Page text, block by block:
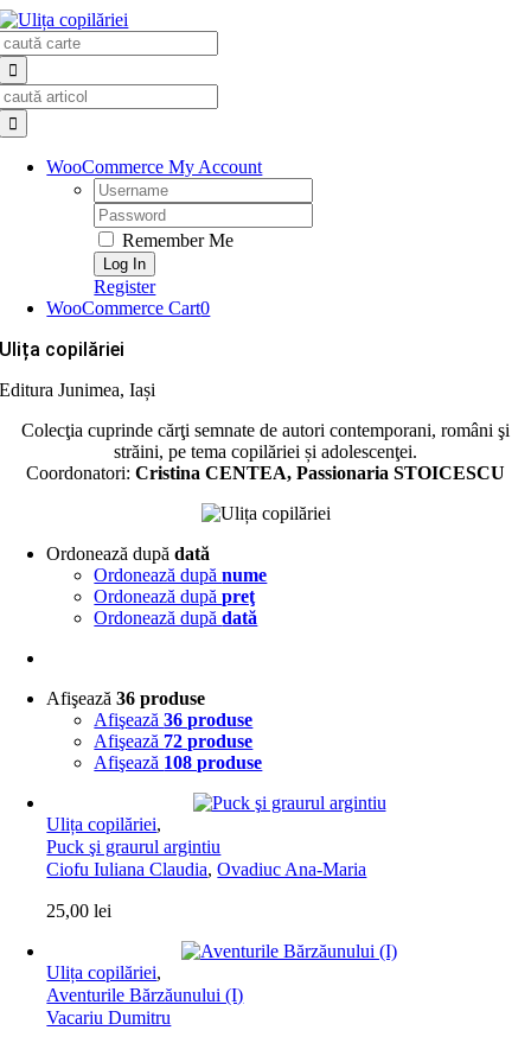
Skip
to
content
WooCommerce My Account
Username:
Password:
Remember Me
Register
WooCommerce Cart0
Ulița copilăriei
Editura Junimea, Iași
Colecţia cuprinde cărţi semnate de autori contemporani, români şi
străini, pe tema copilăriei și adolescenţei.
Coordonatori: Cristina CENTEA, Passionaria STOICESCU
Ordonează dupădată
Ordonează dupănume
Ordonează dupăpreţ
Ordonează dupădată
Afişează36 produse
Afişează36 produse
Afişează 72 produse
Afişează 108 produse
Ulița copilăriei,
Puck şi graurul argintiu
Ciofu Iuliana Claudia,Ovadiuc Ana-Maria
25,00lei
Ulița copilăriei,
Aventurile Bărzăunului (I)
Vacariu Dumitru